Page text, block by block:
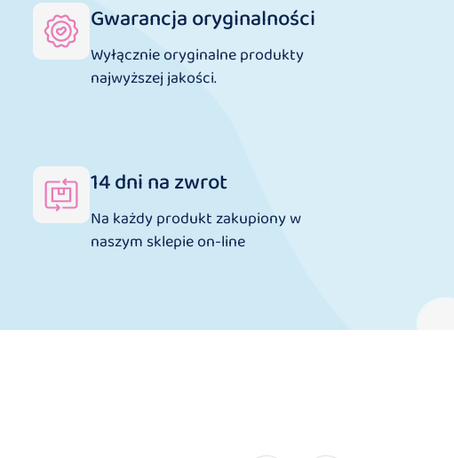
Gwarancja oryginalności
Wyłącznie oryginalne produkty
najwyższej jakości.
14 dni na zwrot
Na każdy produkt zakupiony w
naszym sklepie on-line